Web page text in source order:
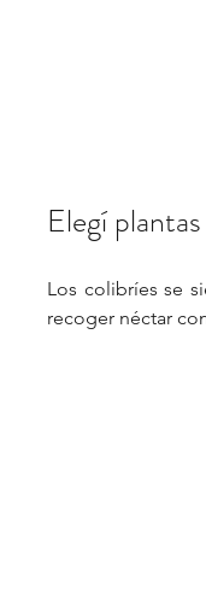
Elegí
Los colibríes se
recoger néctar